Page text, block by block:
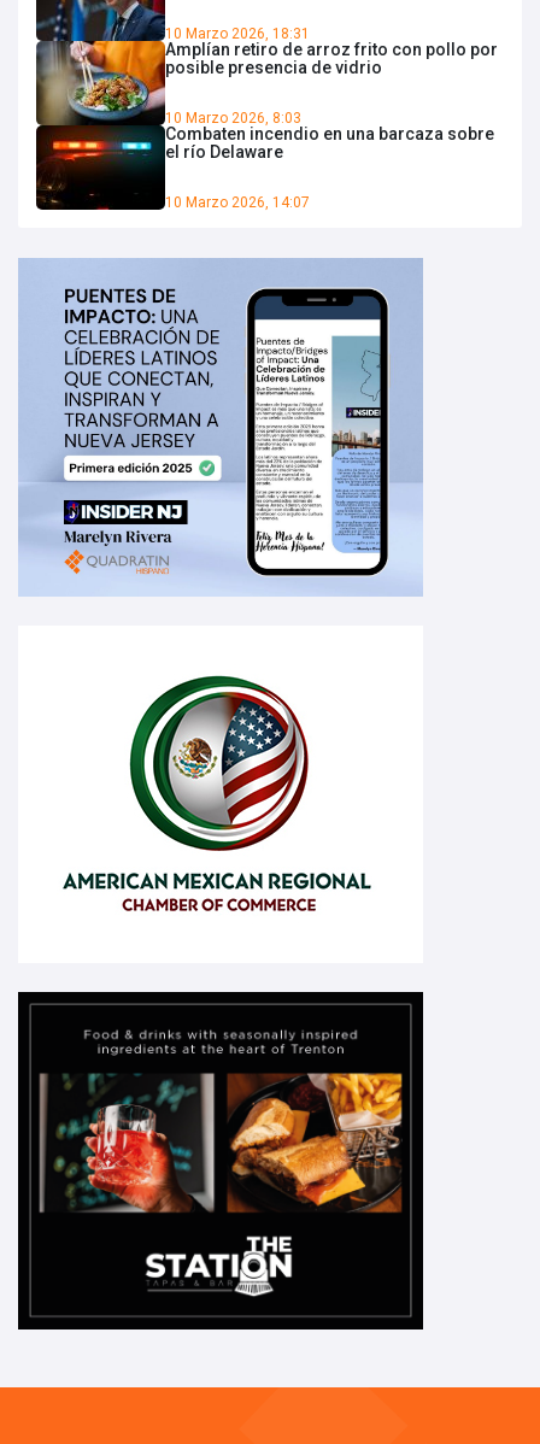
10 Marzo 2026, 18:31
Amplían retiro de arroz frito con pollo por
posible presencia de vidrio
10 Marzo 2026, 8:03
Combaten incendio en una barcaza sobre
el río Delaware
10 Marzo 2026, 14:07